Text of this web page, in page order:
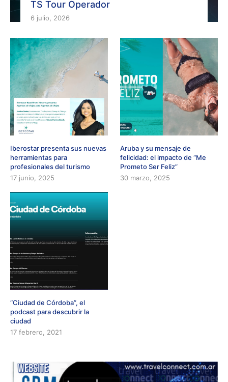
TS Tour Operador
6 julio, 2026
Iberostar presenta sus nuevas
herramientas para
profesionales del turismo
17 junio, 2025
Aruba y su mensaje de
felicidad: el impacto de “Me
Prometo Ser Feliz”
30 marzo, 2025
“Ciudad de Córdoba”, el
podcast para descubrir la
ciudad
17 febrero, 2021